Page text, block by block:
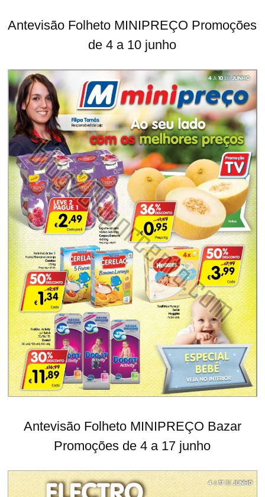
Antevisão Folheto MINIPREÇO Promoções
de 4 a 10 junho
Antevisão Folheto MINIPREÇO Bazar
Promoções de 4 a 17 junho